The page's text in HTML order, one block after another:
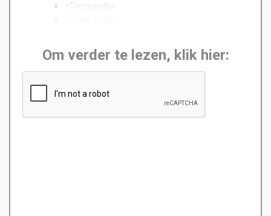
↑Frequentie
Om verder te lezen, klik hier: